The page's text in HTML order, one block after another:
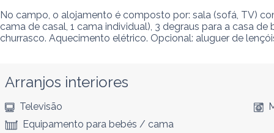
No campo, o alojamento é composto por: sala (sofá, TV)
cama de casal, 1 cama individual), 3 degraus para a casa
churrasco. Aquecimento elétrico. Opcional: aluguer de
Arranjos interiores
Televisão
Equipamento para bebés / cama